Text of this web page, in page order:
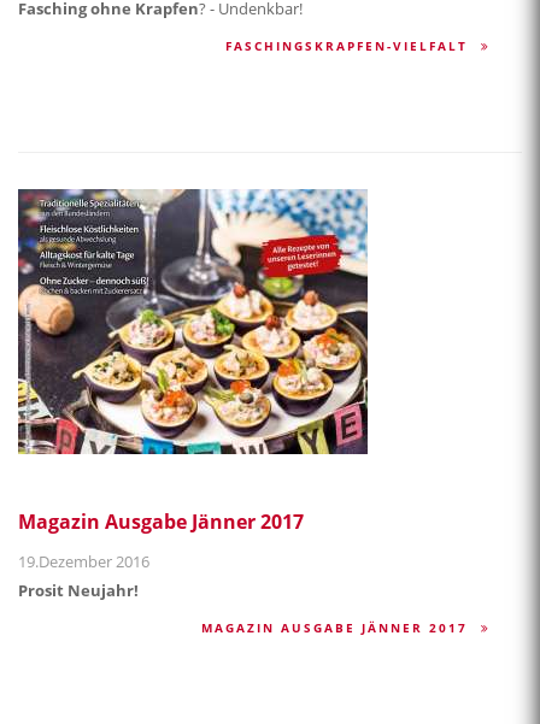
Fasching ohne Krapfen? - Undenkbar!
FASCHINGSKRAPFEN-VIELFALT
Magazin Ausgabe Jänner 2017
19.Dezember 2016
Prosit Neujahr!
MAGAZIN AUSGABE JÄNNER 2017